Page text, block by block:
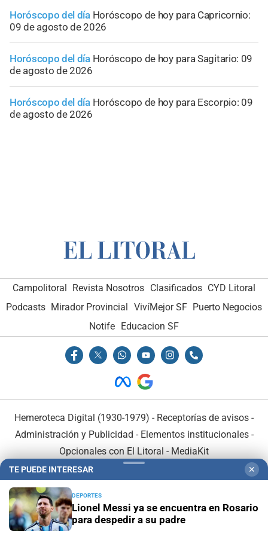
Horóscopo del día Horóscopo de hoy para Capricornio:
09 de agosto de 2026
Horóscopo del día Horóscopo de hoy para Sagitario: 09
de agosto de 2026
Horóscopo del día Horóscopo de hoy para Escorpio: 09
de agosto de 2026
Campolitoral Revista Nosotros Clasificados CYD Litoral
Podcasts Mirador Provincial VivíMejor SF Puerto Negocios
Notife Educacion SF
Hemeroteca Digital (1930-1979) - Receptorías de avisos -
Administración y Publicidad - Elementos institucionales-
Opcionales con El Litoral - MediaKit
TE PUEDE INTERESAR ✕
DEPORTES
Lionel Messi ya se encuentra en Rosario
para despedir a su padre